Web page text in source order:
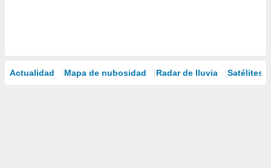
Actualidad Mapa de nubosidad Radar de lluvia Satélites